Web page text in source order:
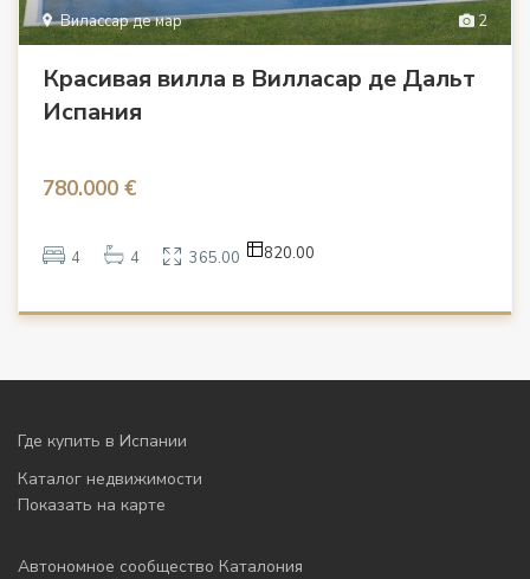
2
Вилассар де мар
Красивая вилла в Вилласар де Дальт
Испания
780.000 €
4 4 365.00 820.00
Где купить в Испании
Каталог недвижимости
Показать на карте
Автономное сообщество Каталония